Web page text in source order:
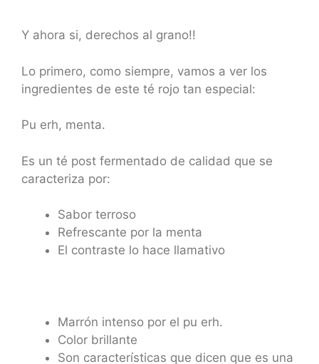
Y ahora si, derechos al grano!!
Lo primero, como siempre, vamos a ver los
ingredientes de este té rojo tan especial:
Pu erh, menta.
Es un té post fermentado de calidad que se
caracteriza por:
Sabor terroso
Refrescante por la menta
El contraste lo hace llamativo
Marrón intenso por el pu erh.
Color brillante
Son características que dicen que es una